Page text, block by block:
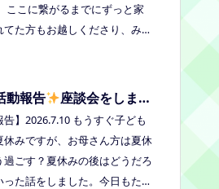
ください。 ※定員に達し次第締
ていただきます。 参加費：中
Vhs62HxfDKduZMeV8 ●ひだ
と座談会(北村がゲストスピー
加します) 場所：つむぎ高梁
横町1072-1） 日時：令和8年8
)10時00分～11時30分終了（予
ここに繋がるまでにずっと家
てた方もお越しくださり、みん
はぜひお越しくださいね！
動報告
座談会をしまし
告】2026.7.10 もうすぐ子ども
休みですが、お母さん方は夏休
過ごす？夏休みの後はどうだろ
った話をしました。今日もたく